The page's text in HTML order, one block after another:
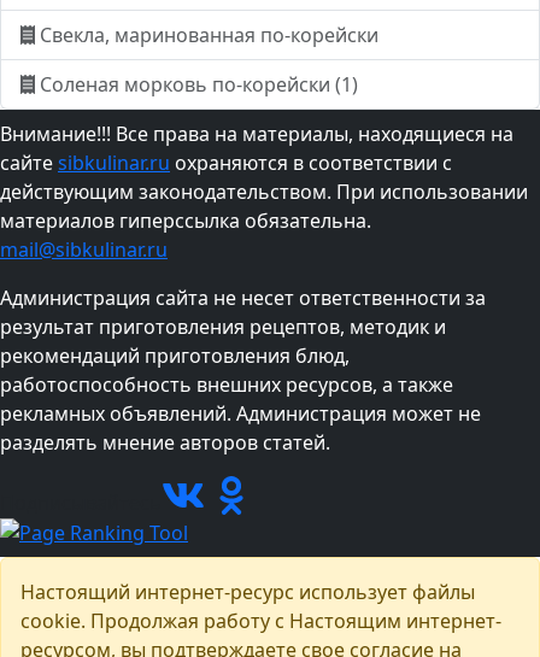
Свекла, маринованная по-корейски
Соленая морковь по-корейски (1)
Внимание!!! Все права на материалы, находящиеся на
сайтеsibkulinar.ru охраняются в соответствии с
действующим законодательством. При использовании
материалов гиперссылка обязательна.
mail@sibkulinar.ru
Администрация сайта не несет ответственности за
результат приготовления рецептов, методик и
рекомендаций приготовления блюд,
работоспособность внешних ресурсов, а также
рекламных объявлений. Администрация может не
разделять мнение авторов статей.
Настоящий интернет-ресурс использует файлы
cookie. Продолжая работу с Настоящим интернет-
ресурсом, вы подтверждаете свое согласие на